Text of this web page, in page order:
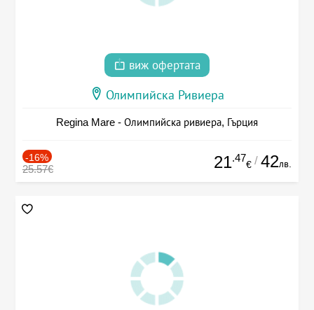
виж офертата
Олимпийска Ривиера
Regina Mare - Олимпийска ривиера, Гърция
-16%
25.57€ 21.47
€ / 42лв.